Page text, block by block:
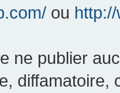
ou
ne publier
diffamatoire,